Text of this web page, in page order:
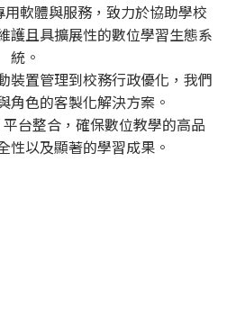
軟體與服務，致力於協助學校
護且具擴展性的數位學習生態系
統。
裝置管理到校務行政優化，我們
角色的客製化解決方案。
台整合，確保數位教學的高品
性以及顯著的學習成果。